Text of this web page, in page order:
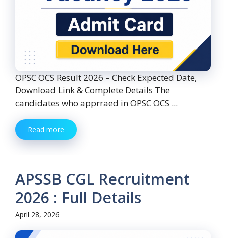
OPSC OCS Result 2026 – Check Expected Date,
Download Link & Complete Details The
candidates who apprraed in OPSC OCS ...
Read more
APSSB CGL Recruitment
2026 : Full Details
April 28, 2026